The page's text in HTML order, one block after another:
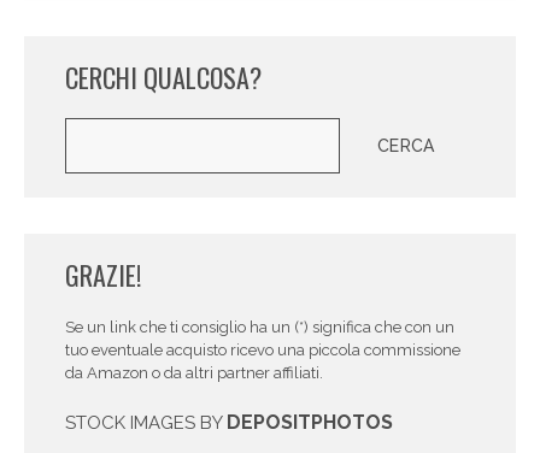
CERCHI QUALCOSA?
CERCA
GRAZIE!
Se un link che ti consiglio ha un (*) significa che con un
tuo eventuale acquisto ricevo una piccola commissione
da Amazon o da altri partner affiliati.
STOCK IMAGES BY DEPOSITPHOTOS